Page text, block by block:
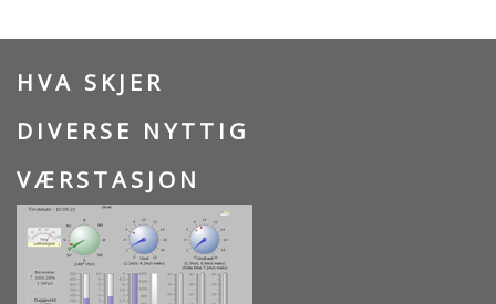
HVA SKJER
DIVERSE NYTTIG
VÆRSTASJON